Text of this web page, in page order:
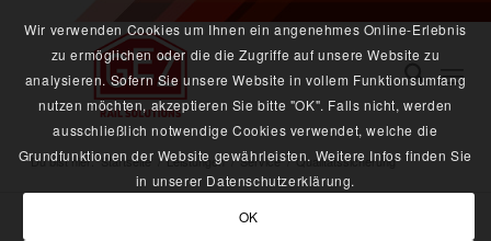
Du bist hier: Startseite / Leistungen / Service / Qualitätssicherung
Wir verwenden Cookies um Ihnen ein angenehmes Online-Erlebnis
zu ermöglichen oder die die Zugriffe auf unsere Website zu
analysieren. Sofern Sie unsere Website in vollem Funktionsumfang
nutzen möchten, akzeptieren Sie bitte "OK". Falls nicht, werden
ausschließlich notwendige Cookies verwendet, welche die
Grundfunktionen der Website gewährleisten. Weitere Infos finden Sie
in unserer Datenschutzerklärung.
OK